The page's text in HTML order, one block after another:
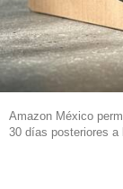
Amazon México
30 días posteriores a